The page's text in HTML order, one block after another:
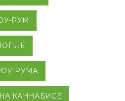
РУМ
РУМА
КАННАБИСЕ